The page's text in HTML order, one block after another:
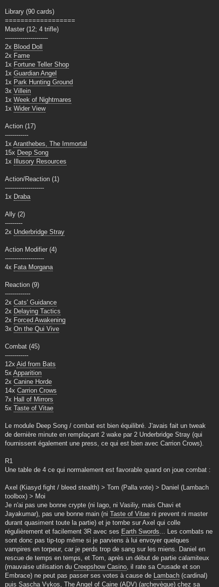
Library (90 cards)
==================
Master (12; 4 trifle)
----------------------
2x Blood Doll
2x Fame
1x Fortune Teller Shop
1x Guardian Angel
1x Park Hunting Ground
3x Villein
1x Week of Nightmares
1x Wider View
Action (17)
------------
1x Aranthebes, The Immortal
15x Deep Song
1x
Illusory Resources
Action/Reaction (1)
--------------------
1x Draba
Ally (2)
---------
2x Underbridge Stray
Action Modifier (4)
--------------------
4x Fata Morgana
Reaction (9)
-------------
2x Cats' Guidance
2x Delaying Tactics
2x Forced Awakening
3x On the Qui Vive
Combat (45)
------------
12x Aid from Bats
5x Apparition
2x Canine Horde
14x Carrion Crows
7x Hall of Mirrors
5x Taste of Vitae
Le module Deep Song / combat est bien équilibré. J'avais fait un tweak
de dernière minute en remplaçant 2 wake par 2 Underbridge Stray (qui
fournissent également une press, ce qui est bien avec Carrion Crows).
R1
Une table de 4 ce qui normalement est favorable quand on joue combat :
Axel (Kiasyd fight / bleed stealth) > Tom (Palla vote) > Daniel (Lambach
toolbox) > Moi
Je n'ai pas une bonne crypte (ni Iago, ni Vasiliy, mais Chavi et
Jayakumar), pas une bonne main (ni Taste of Vitae ni prevent ni master
durant quasiment toute la partie) et je tombe sur Axel qui colle
régulièrement et facilement 3R avec ses Earth Swords ... Les combats ne
sont donc pas tip-top même si je parviens à lui envoyer quelques
vampires en torpeur, car je perds trop de sang sur les miens. Daniel en
rescue de temps en temps, et Tom, après un début de partie calamiteux
(mauvaise utilisation du Creepshow Casino , il rate sa Crusade et son
Embrace) ne peut pas passer ses votes à cause de
Lambach (cardinal)
puis Sascha Vykos, The Angel of Caine (ADV) (archevèque) chez sa